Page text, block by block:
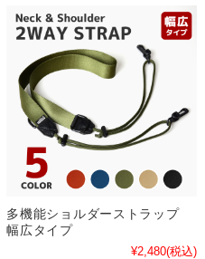
多機能ショルダーストラップ
幅広タイプ
¥2,480(税込)